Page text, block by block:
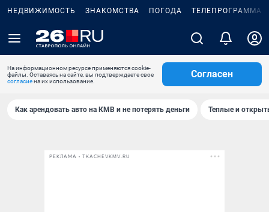
НЕДВИЖИМОСТЬ ЗНАКОМСТВА ПОГОДА ТЕЛЕПРОГРАММА
На информационном ресурсе применяются cookie-
файлы. Оставаясь на сайте, вы подтверждаете свое
согласиена их использование.
Согласен
Как арендовать авто на КМВ и не потерять деньги Теплые и
РЕКЛАМА • TKACHEVKMV.RU